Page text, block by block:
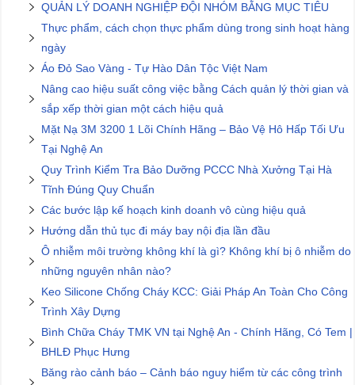
QUẢN LÝ DOANH NGHIỆP ĐỘI NHÓM BẰNG MỤC TIÊU
Thực phẩm, cách chọn thực phẩm dùng trong sinh hoạt hàng
ngày
Áo Đỏ Sao Vàng - Tự Hào Dân Tộc Việt Nam
Nâng cao hiệu suất công việc bằng Cách quản lý thời gian và
sắp xếp thời gian một cách hiệu quả
Mặt Nạ 3M 3200 1 Lõi Chính Hãng – Bảo Vệ Hô Hấp Tối Ưu
Tại Nghệ An
Quy Trình Kiểm Tra Bảo Dưỡng PCCC Nhà Xưởng Tại Hà
Tĩnh Đúng Quy Chuẩn
Các bước lập kế hoạch kinh doanh vô cùng hiệu quả
Hướng dẫn thủ tục đi máy bay nội địa lần đầu
Ô nhiễm môi trường không khí là gì? Không khí bị ô nhiễm do
những nguyên nhân nào?
Keo Silicone Chống Cháy KCC: Giải Pháp An Toàn Cho Công
Trình Xây Dựng
Bình Chữa Cháy TMK VN tại Nghệ An - Chính Hãng, Có Tem |
BHLĐ Phục Hưng
Băng rào cảnh báo – Cảnh báo nguy hiểm từ các công trình